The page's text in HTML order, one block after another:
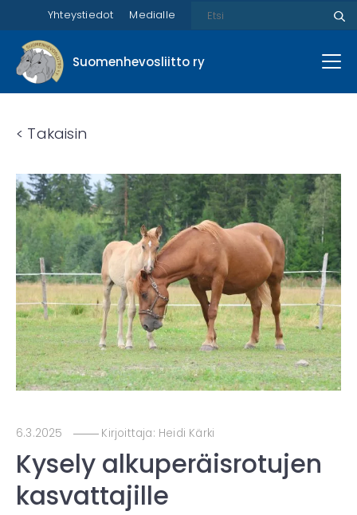
Yhteystiedot Medialle
Suomenhevosliitto ry
< Takaisin
6.3.2025 Kirjoittaja: Heidi Kärki
Kysely alkuperäisrotujen
kasvattajille